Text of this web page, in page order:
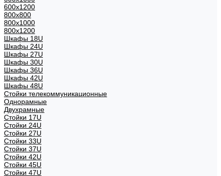
600х1200
800x800
800х1000
800х1200
Шкафы 18U
Шкафы 24U
Шкафы 27U
Шкафы 30U
Шкафы 36U
Шкафы 42U
Шкафы 48U
Стойки телекоммуникационные
Однорамные
Двухрамные
Стойки 17U
Стойки 24U
Стойки 27U
Стойки 33U
Стойки 37U
Стойки 42U
Стойки 45U
Стойки 47U